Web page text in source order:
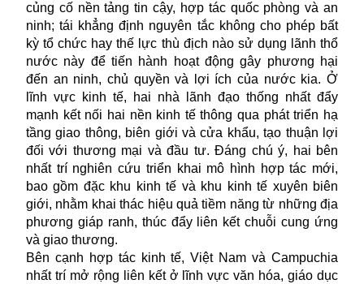
củng cố nền tảng tin cậy, hợp tác quốc phòng và an
ninh; tái khẳng định nguyên tắc không cho phép bất
kỳ tổ chức hay thế lực thù địch nào sử dụng lãnh thổ
nước này để tiến hành hoạt động gây phương hại
đến an ninh, chủ quyền và lợi ích của nước kia. Ở
lĩnh vực kinh tế, hai nhà lãnh đạo thống nhất đẩy
mạnh kết nối hai nền kinh tế thông qua phát triển hạ
tầng giao thông, biên giới và cửa khẩu, tạo thuận lợi
đối với thương mại và đầu tư. Đáng chú ý, hai bên
nhất trí nghiên cứu triển khai mô hình hợp tác mới,
bao gồm đặc khu kinh tế và khu kinh tế xuyên biên
giới, nhằm khai thác hiệu quả tiềm năng từ những địa
phương giáp ranh, thúc đẩy liên kết chuỗi cung ứng
và giao thương.
Bên cạnh hợp tác kinh tế, Việt Nam và Campuchia
nhất trí mở rộng liên kết ở lĩnh vực văn hóa, giáo dục